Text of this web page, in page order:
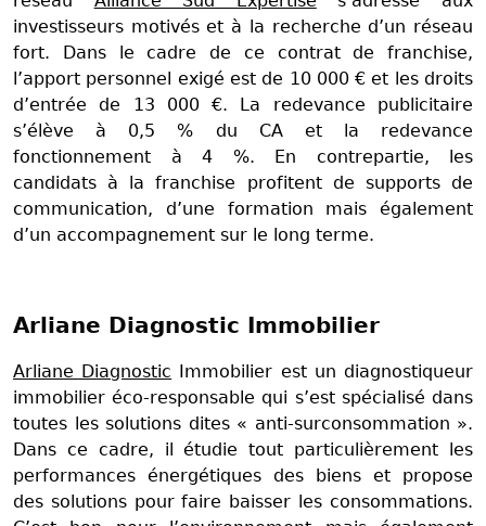
investisseurs motivés et à la recherche d’un réseau
fort. Dans le cadre de ce contrat de franchise,
l’apport personnel exigé est de 10 000 € et les droits
d’entrée de 13 000 €. La redevance publicitaire
s’élève à 0,5 % du CA et la redevance
fonctionnement à 4 %. En contrepartie, les
candidats à la franchise profitent de supports de
communication, d’une formation mais également
d’un accompagnement sur le long terme.
Arliane Diagnostic Immobilier
Arliane Diagnostic Immobilier est un diagnostiqueur
immobilier éco-responsable qui s’est spécialisé dans
toutes les solutions dites « anti-surconsommation ».
Dans ce cadre, il étudie tout particulièrement les
performances énergétiques des biens et propose
des solutions pour faire baisser les consommations.